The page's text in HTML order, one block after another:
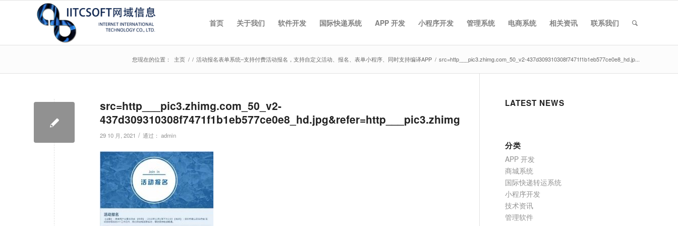
首页 关于我们 软件开发 国际快递系统 APP 开发 小程序开发 管理系统 电商系统 相关资讯 联系我们
您现在的位置： 主页 / / 活动报名表单系统–支持付费活动报名，支持自定义活动、报名、表单小程序、同时支持编译APP / src=http___pic3.zhimg.com_50_v2-437d309310308f7471f1b1eb577ce0e8_hd.jp...
src=http___pic3.zhimg.com_50_v2-
437d309310308f7471f1b1eb577ce0e8_hd.jpg&refer=http___pic3.zhimg
29 10 月, 2021 / 通过： admin
LATEST NEWS
分类
APP 开发
商城系统
国际快递转运系统
小程序开发
技术资讯
管理软件